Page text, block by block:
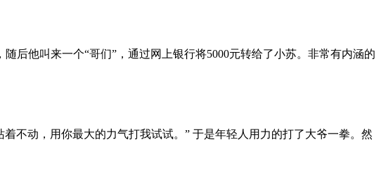
后他叫来一个“哥们”，通过网上银行将5000元转给了小苏。非常有内涵的
不动，用你最大的力气打我试试。” 于是年轻人用力的打了大爷一拳。然